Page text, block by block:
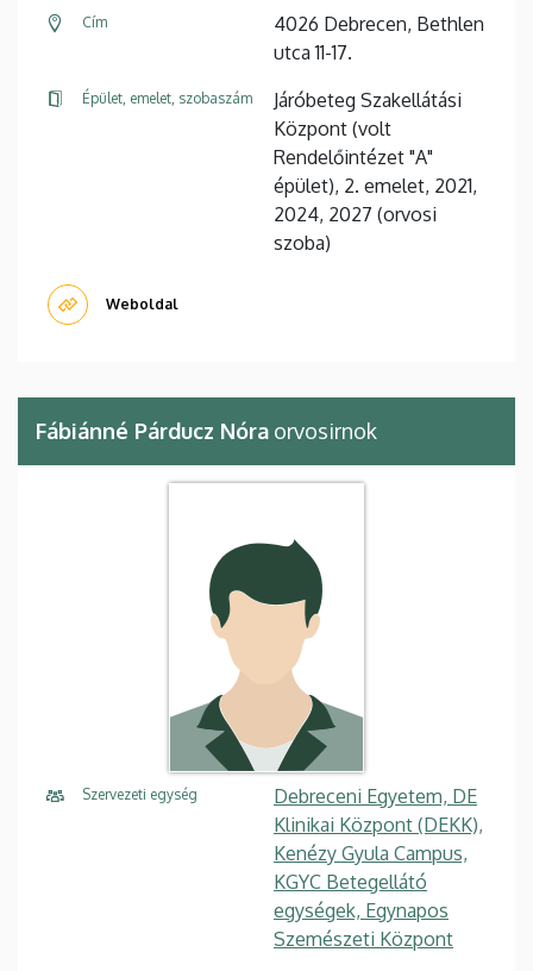
Cím
4026 Debrecen, Bethlen
utca 11-17.
Épület, emelet, szobaszám
Járóbeteg Szakellátási
Központ (volt
Rendelőintézet "A"
épület), 2. emelet, 2021,
2024, 2027 (orvosi
szoba)
Weboldal
Fábiánné Párducz Nóra orvosirnok
Szervezeti egység
Debreceni Egyetem, DE
Klinikai Központ (DEKK),
Kenézy Gyula Campus,
KGYC Betegellátó
egységek, Egynapos
Szemészeti Központ